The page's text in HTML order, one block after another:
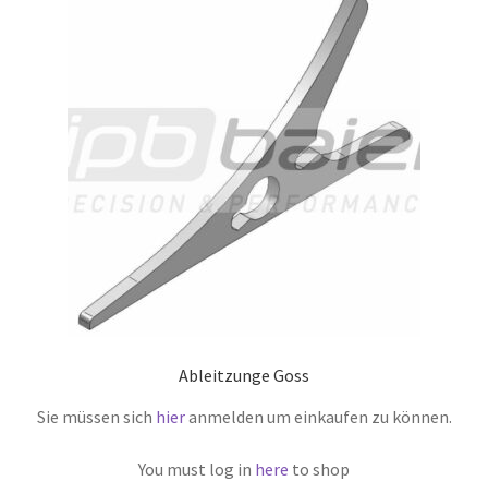
Ableitzunge Goss
Sie müssen sich hieranmelden um einkaufen zu können.
You must log in here to shop